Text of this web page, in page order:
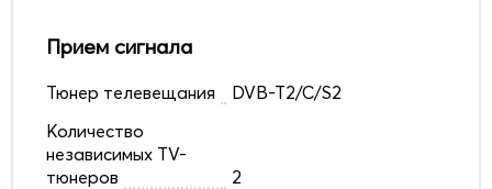
Прием сигнала
Тюнер телевещания
DVB-T2/C/S2
Количество
независимых TV-
тюнеров
2